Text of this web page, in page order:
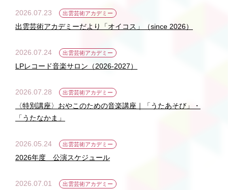
2026.07.23 出雲芸術アカデミー
出雲芸術アカデミーだより「オイコス」（since 2026）
2026.07.24 出雲芸術アカデミー
LPレコード音楽サロン（2026-2027）
2026.07.28 出雲芸術アカデミー
〈特別講座〉おやこのための音楽講座｜「うたあそび」・
「うたなかま」
2026.05.24 出雲芸術アカデミー
2026年度 公演スケジュール
2026.07.01 出雲芸術アカデミー